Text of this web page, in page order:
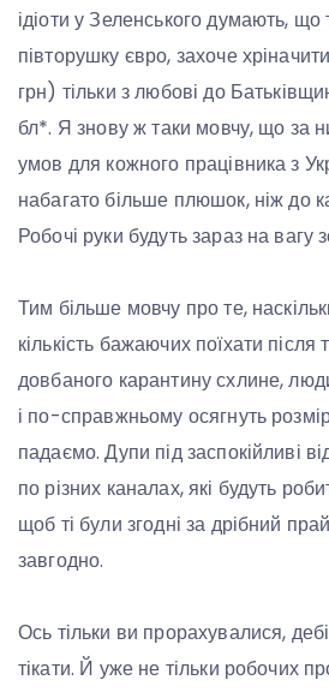
ідіоти у Зеленського думають,
півторушку євро, захоче
грн) тільки з любові до
бл*. Я знову ж таки мовчу, що за
умов для кожного працівника з
набагато більше плюшок, ніж до
Робочі руки будуть зараз на вагу
Тим більше мовчу про те,
кількість бажаючих поїхати
довбаного карантину схлине, люди
і по-справжньому осягнуть
падаємо. Дупи під заспокійливі
по різних каналах, які будуть
щоб ті були згодні за дрібний
завгодно.
Ось тільки ви прорахувалися,
тікати. Й уже не тільки робочих